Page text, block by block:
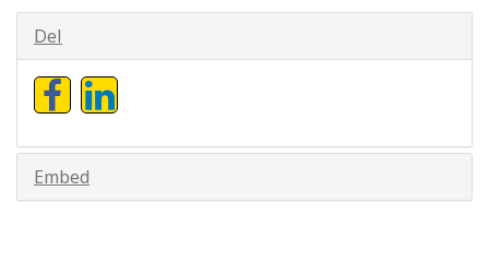
Del
Embed